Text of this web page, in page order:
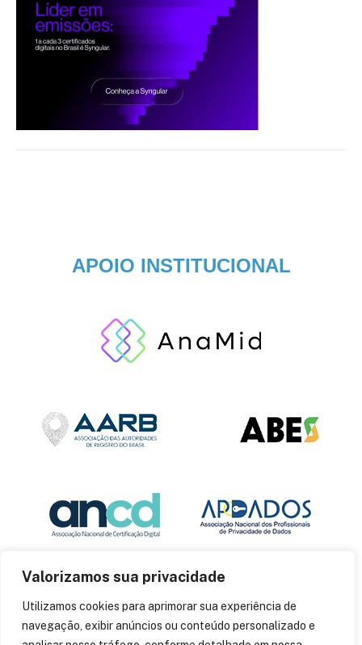
Valorizamos sua privacidade
Utilizamos cookies para aprimorar sua experiência de
navegação, exibir anúncios ou conteúdo personalizado e
APOIO INSTITUCIONAL